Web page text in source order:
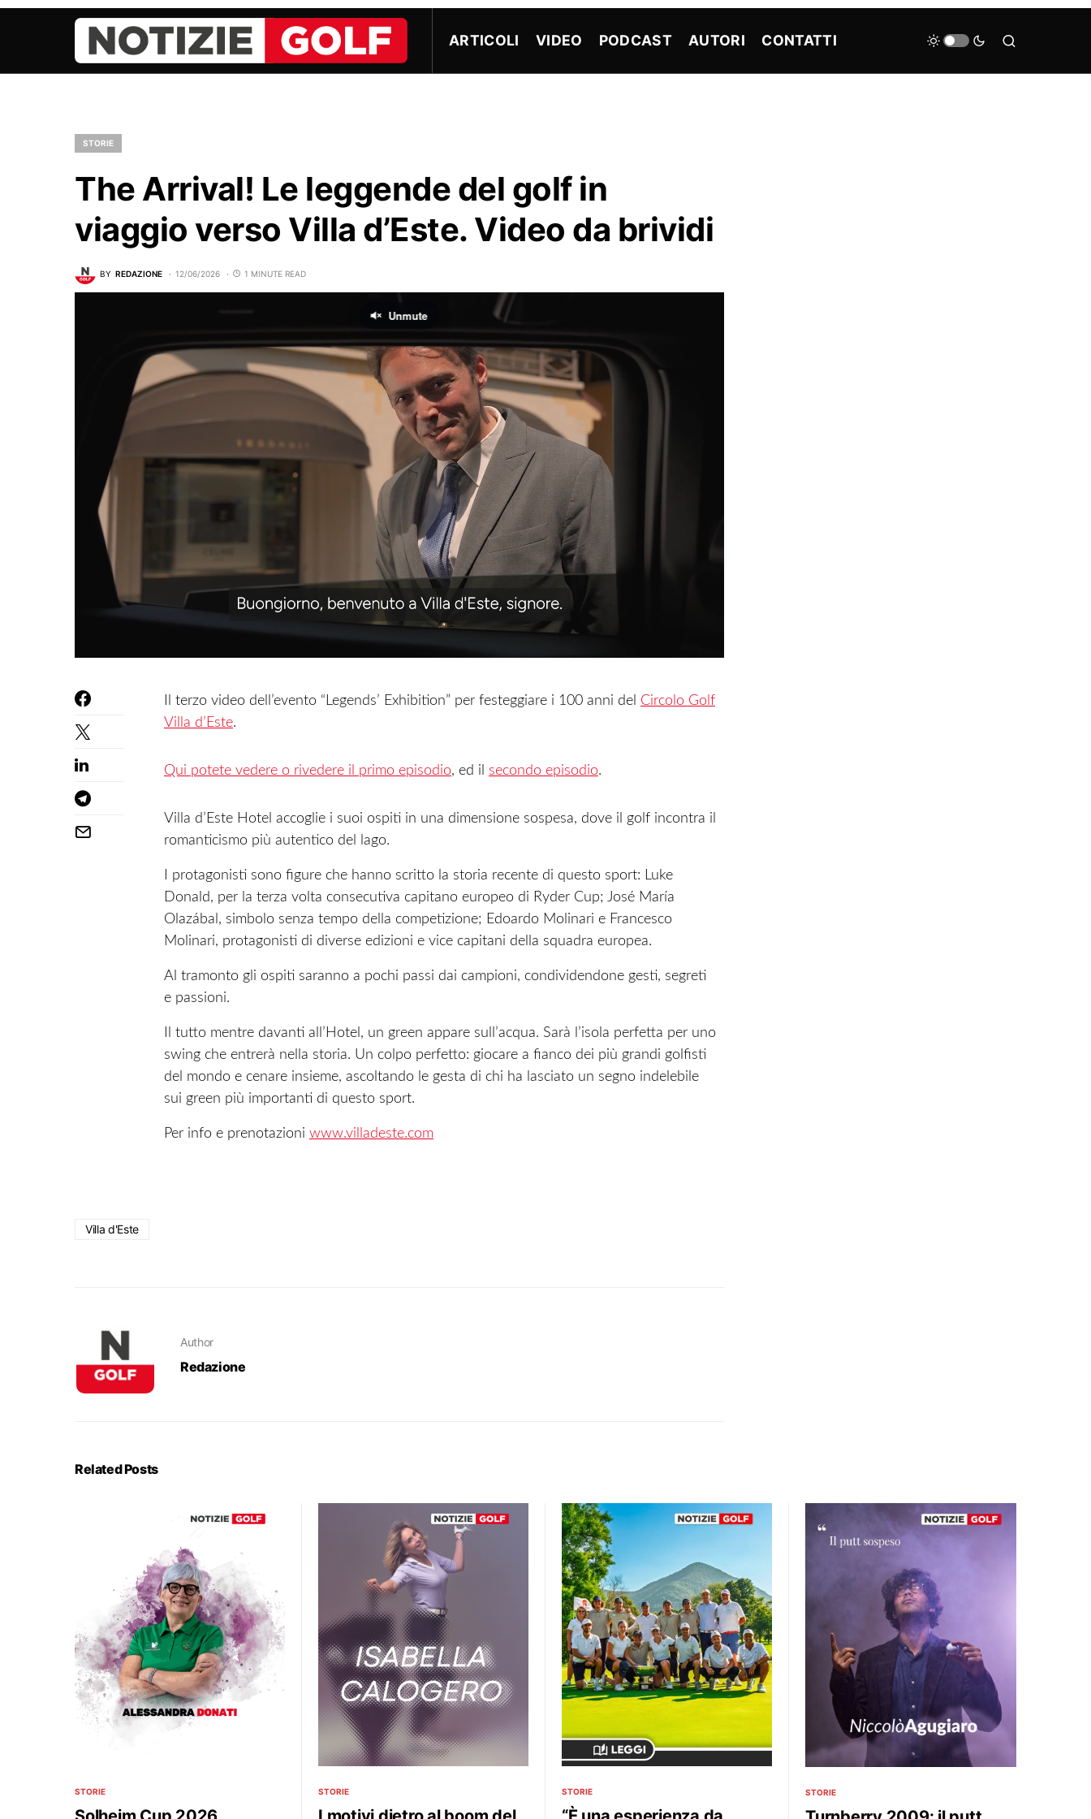
ARTICOLI VIDEO PODCAST AUTORI CONTATTI
STORIE
The Arrival! Le leggende del golf in
viaggio verso Villa d’Este. Video da brividi
BY REDAZIONE 12/06/2026 1 MINUTE READ
Il terzo video dell’evento “Legends’ Exhibition” per festeggiare i 100 anni del Circolo Golf
Villa d’Este.
Qui potete vedere o rivedere il primo episodio, ed il secondo episodio.
Villa d’Este Hotel accoglie i suoi ospiti in una dimensione sospesa, dove il golf incontra il
romanticismo più autentico del lago.
I protagonisti sono figure che hanno scritto la storia recente di questo sport: Luke
Donald, per la terza volta consecutiva capitano europeo di Ryder Cup; José María
Olazábal, simbolo senza tempo della competizione; Edoardo Molinari e Francesco
Molinari, protagonisti di diverse edizioni e vice capitani della squadra europea.
Al tramonto gli ospiti saranno a pochi passi dai campioni, condividendone gesti, segreti
e passioni.
Il tutto mentre davanti all’Hotel, un green appare sull’acqua. Sarà l’isola perfetta per uno
swing che entrerà nella storia. Un colpo perfetto: giocare a fianco dei più grandi golfisti
del mondo e cenare insieme, ascoltando le gesta di chi ha lasciato un segno indelebile
sui green più importanti di questo sport.
Per info e prenotazioni www.villadeste.com
Villa d'Este
Author
Redazione
Related Posts
STORIE STORIE STORIE STORIE